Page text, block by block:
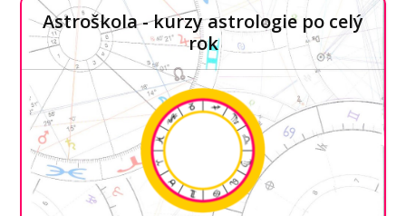
Astroškola - kurzy astrologie po celý
rok